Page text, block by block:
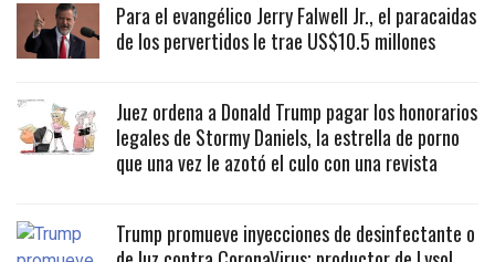
Para el evangélico Jerry Falwell Jr., el paracaidas
de los pervertidos le trae US$10.5 millones
Juez ordena a Donald Trump pagar los honorarios
legales de Stormy Daniels, la estrella de porno
que una vez le azotó el culo con una revista
Trump promueve inyecciones de desinfectante o